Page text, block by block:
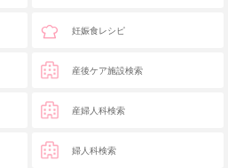
妊娠食レシピ
産後ケア施設検索
産婦人科検索
婦人科検索